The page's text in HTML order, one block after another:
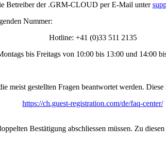
Betreiber der .GRM-CLOUD per E-Mail unter
Nummer:
Hotline: +41 (0)33 511 2135
bis Freitags von 10:00 bis 13:00 und 14:00
meist gestellten Fragen beantwortet werden.
https://ch.guest-registration.com/de/faq-center/
Bestätigung abschliessen müssen. Zu